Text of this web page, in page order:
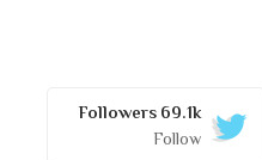
69.1k
Followers
Follow